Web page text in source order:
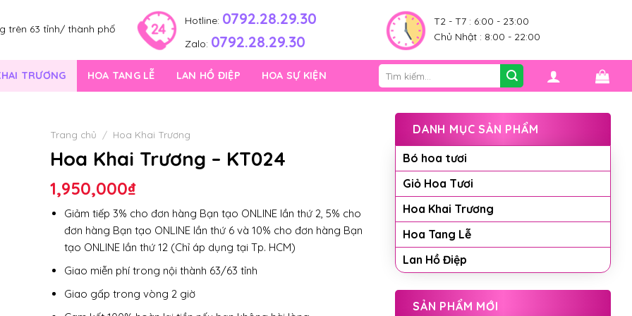
trên 63 tỉnh/ thành phố
Hotline: 0792.28.29.30
Zalo: 0792.28.29.30
T2 - T7 : 6:00 - 23:00
Chủ Nhật : 8:00 - 22:00
TRƯƠNG HOA TANG LỄ LAN HỒ ĐIỆP HOA SỰ KIỆN
Tìm
kiếm:
DANH MỤC SẢN PHẨM
Bó hoa tươi
Giỏ Hoa Tươi
Hoa Khai Trương
Hoa Tang Lễ
Lan Hồ Điệp
SẢN PHẨM MỚI
Trang chủ / Hoa Khai Trương
Hoa Khai Trương – KT024
1,950,000₫
Giảm tiếp 3% cho đơn hàng Bạn tạo ONLINE lần thứ 2, 5% cho
đơn hàng Bạn tạo ONLINE lần thứ 6 và 10% cho đơn hàng Bạn
tạo ONLINE lần thứ 12 (Chỉ áp dụng tại Tp. HCM)
Giao miễn phí trong nội thành 63/63 tỉnh
Giao gấp trong vòng 2 giờ